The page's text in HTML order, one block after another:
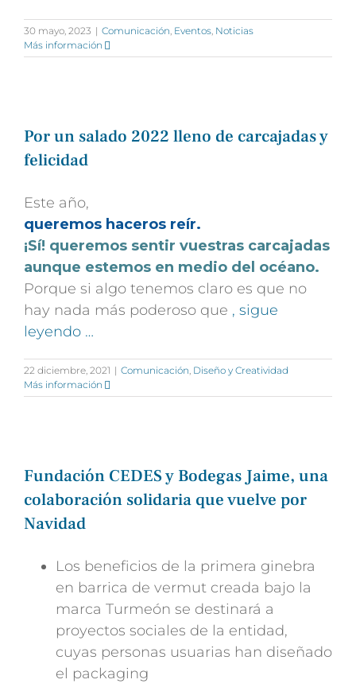
30 mayo, 2023 | Comunicación, Eventos, Noticias
Más información
Por un salado 2022 lleno de carcajadas y
felicidad
Este año,
queremos haceros reír.
¡Sí! queremos sentir vuestras carcajadas
aunque estemos en medio del océano.
Porque si algo tenemos claro es que no
hay nada más poderoso que , sigue
leyendo …
22 diciembre, 2021 | Comunicación, Diseño y Creatividad
Más información
Fundación CEDES y Bodegas Jaime, una
colaboración solidaria que vuelve por
Navidad
Los beneficios de la primera ginebra
en barrica de vermut creada bajo la
marca Turmeón se destinará a
proyectos sociales de la entidad,
cuyas personas usuarias han diseñado
el packaging